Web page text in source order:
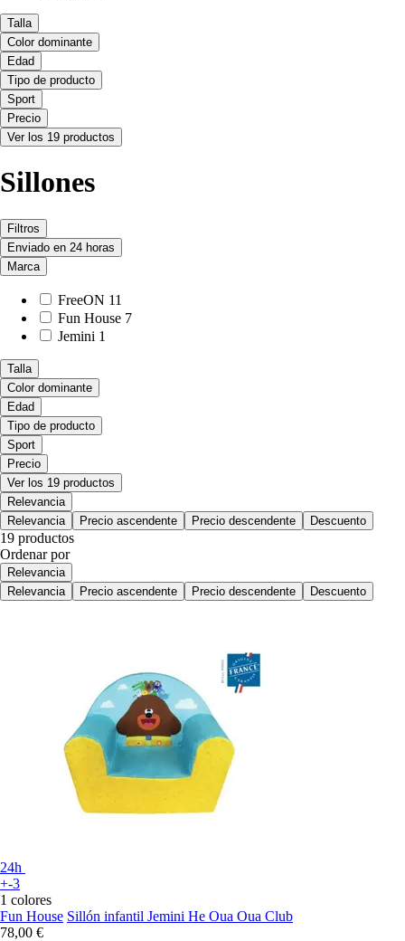
Talla
Color dominante
Edad
Tipo de producto
Sport
Precio
Ver los 19 productos
Sillones
Filtros
Enviado en 24 horas
Marca
FreeON 11
Fun House 7
Jemini 1
Talla
Color dominante
Edad
Tipo de producto
Sport
Precio
Ver los 19 productos
Relevancia
Relevancia
Precio ascendente Precio descendente Descuento
19 productos
Ordenar por
Relevancia
Relevancia
Precio ascendente Precio descendente Descuento
24h
+-3
1 colores
Fun House Sillón infantil Jemini He Oua Oua Club
78,00 €